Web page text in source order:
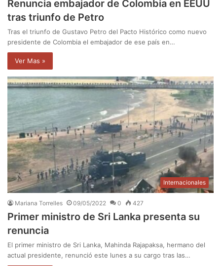
Renuncia embajador de Colombia en EEUU
tras triunfo de Petro
Tras el triunfo de Gustavo Petro del Pacto Histórico como nuevo
presidente de Colombia el embajador de ese país en…
Ver Mas »
Internacionales
Mariana Torrelles 09/05/2022 0 427
Primer ministro de Sri Lanka presenta su
renuncia
El primer ministro de Sri Lanka, Mahinda Rajapaksa, hermano del
actual presidente, renunció este lunes a su cargo tras las…